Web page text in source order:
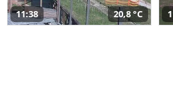
11:38 20,8 °C